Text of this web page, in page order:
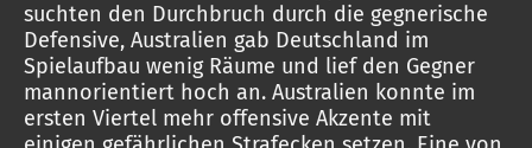
suchten den Durchbruch durch die gegnerische
Defensive, Australien gab Deutschland im
Spielaufbau wenig Räume und lief den Gegner
mannorientiert hoch an. Australien konnte im
ersten Viertel mehr offensive Akzente mit